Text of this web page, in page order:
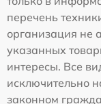
перечень
организация не
указанных
интересы. Все
исключительно
законном